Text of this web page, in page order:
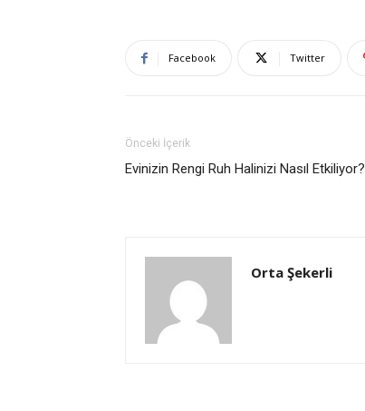
Facebook Twitter
Önceki İçerik
Evinizin Rengi Ruh Halinizi Nasıl Etkiliyor?
Orta Şekerli